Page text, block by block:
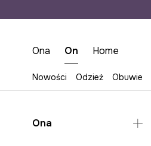
Ona On Home
Nowości Odzież Obuwie
Ona